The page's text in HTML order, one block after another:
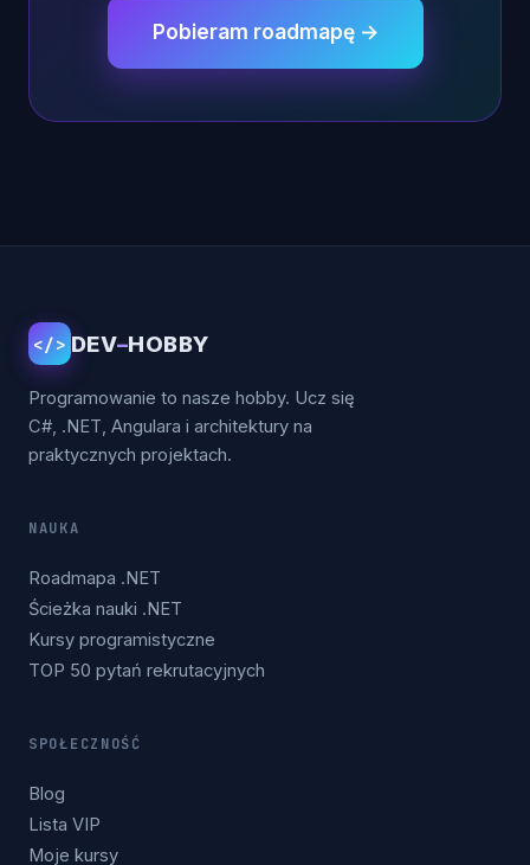
Pobieram roadmapę →
</> DEV–HOBBY
Programowanie to nasze hobby. Ucz się
C#, .NET, Angulara i architektury na
praktycznych projektach.
NAUKA
Roadmapa .NET
Ścieżka nauki .NET
Kursy programistyczne
TOP 50 pytań rekrutacyjnych
SPOŁECZNOŚĆ
Blog
Lista VIP
Moje kursy